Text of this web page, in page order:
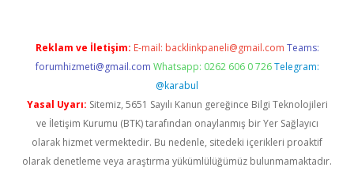
Reklam ve İletişim: E-mail: backlinkpaneli@gmail.com Teams:
forumhizmeti@gmail.com Whatsapp: 0262 606 0 726 Telegram:
@karabul
Yasal Uyarı: Sitemiz, 5651 Sayılı Kanun gereğince Bilgi Teknolojileri
ve İletişim Kurumu (BTK) tarafından onaylanmış bir Yer Sağlayıcı
olarak hizmet vermektedir. Bu nedenle, sitedeki içerikleri proaktif
olarak denetleme veya araştırma yükümlülüğümüz bulunmamaktadır.